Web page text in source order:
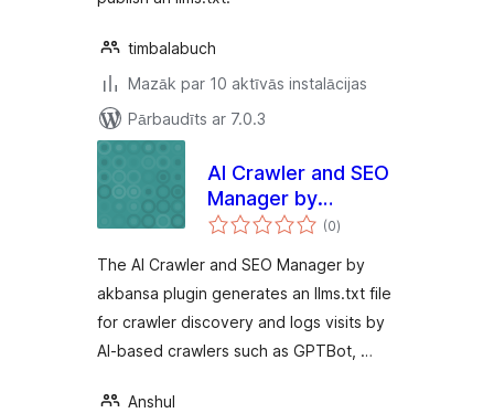
timbalabuch
Mazāk par 10 aktīvās instalācijas
Pārbaudīts ar 7.0.3
AI Crawler and SEO
Manager by
akbansa
(0vērtējumu
kopsumma
)
The AI Crawler and SEO Manager by
akbansa plugin generates an llms.txt file
for crawler discovery and logs visits by
AI-based crawlers such as GPTBot, …
Anshul